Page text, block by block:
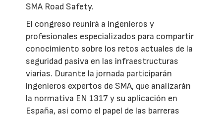
SMA Road Safety.
El congreso reunirá a ingenieros y
profesionales especializados para compartir
conocimiento sobre los retos actuales de la
seguridad pasiva en las infraestructuras
viarias. Durante la jornada participarán
ingenieros expertos de SMA, que analizarán
la normativa EN 1317 y su aplicación en
España, así como el papel de las barreras